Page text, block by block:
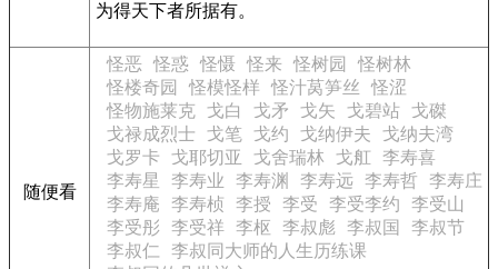
为得天下者所据有。
随便看
怪恶 怪惑 怪慑 怪来 怪树园
怪树林
怪楼奇园
怪模怪样 怪汁莴笋丝
怪涩
怪物施莱克 戈白 戈矛 戈矢 戈碧站 戈磔
戈禄成烈士
戈笔 戈约 戈纳伊夫
戈纳夫湾
戈罗卡
戈耶切亚 戈舍瑞林 戈舡
李寿喜
李寿星
李寿业 李寿渊 李寿远 李寿哲
李寿庄
李寿庵
李寿桢 李授 李受 李受李约
李受山
李受彤
李受祥 李枢 李叔彪 李叔国
李叔节
李叔仁
李叔同大师的人生历练课